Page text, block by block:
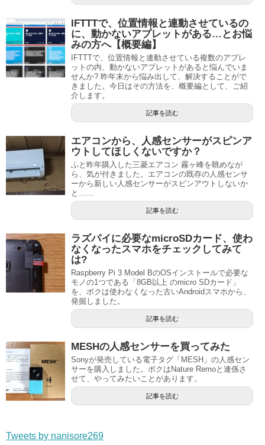
IFTTTで、位置情報と連動させているの
に、動かないアプレットがある…とお悩
みの方へ【概要編】
IFTTTで、位置情報と連動させている複数のアプレ
ットの内、動かないアプレットがあると悩んでいま
せんか? 昨年末から悩み出して、解決することがで
きました。今日はその方法を、概要編として、ご紹
介します。
記事を読む
エアコンから、人感センサーがスピンア
ウトしてほしくないですか？
ふと昨年購入した三菱エアコン 霧ヶ峰を眺めなが
ら、気が付きました。エアコンの既存の人感センサ
ーから新しい人感センサーがスピンアウトしないか
と……
記事を読む
ラズパイに必要なmicroSDカード、使わ
なくなったスマホをチェックしてみて
は?
Raspberry Pi 3 Model BのOSインストールで必要な
モノの1つである「8GB以上 のmicro SDカード」
を、ボクは使わなくなった古いAndroidスマホから、
発掘しました。
記事を読む
MESHの人感センサーを買ってみた
Sonyが発売している電子タグ「MESH」の人感セン
サーを購入しました。ボクはNature Remoと連係さ
せて、やってみたいことがあります。
記事を読む
Tweets by nanisore269